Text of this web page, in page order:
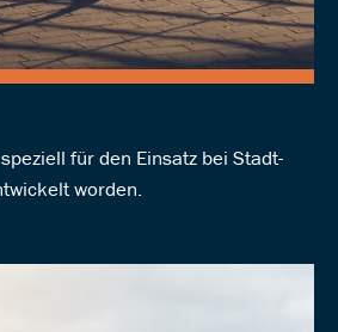
für den Einsatz bei Stadt-
worden.